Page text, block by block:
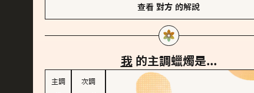
查看 對方 的解說
我 的主調蠟燭是...
主調 次調